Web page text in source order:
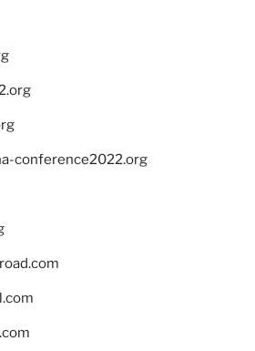
conference2022.org